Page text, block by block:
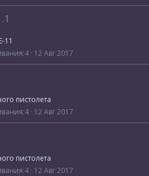
11
4 12 Авг 2017
пистолета
4 12 Авг 2017
пистолета
4 12 Авг 2017